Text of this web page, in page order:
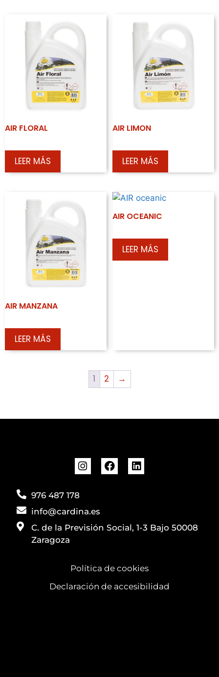
AIR FLORAL
LEER MÁS
AIR LIMON
LEER MÁS
AIR MANZANA
LEER MÁS
AIR OCEANIC
LEER MÁS
1 2 →
976 487 178
info@cardina.es
C. de la Previsión Social, 1-3 Bajo 50008
Zaragoza
Política de cookies
Declaración de accesibilidad